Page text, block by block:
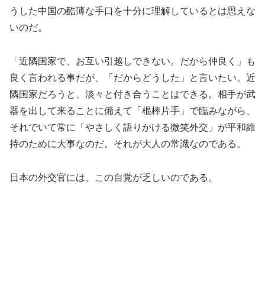
うした中国の酷薄な手口を十分に理解しているとは思えな
いのだ。
「近隣国家で、お互い引越しできない。だから仲良く」も
良く言われる事だが、「だからどうした」と言いたい。近
隣国家だろうと、淡々と付き合うことはできる。相手が武
器を出して来ることに備えて「棍棒片手」で臨みながら、
それでいて常に「やさしく語りかける微笑外交」が平和維
持のために大事なのだ。それが大人の常識なのである。
日本の外交官には、この自覚が乏しいのである。